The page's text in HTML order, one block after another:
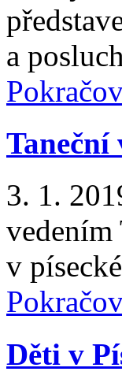
a
Taneční
3. 1.
vedením
v
Děti v